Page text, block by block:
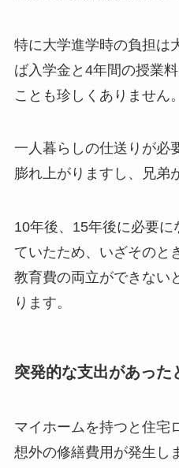
特に大学進学時の負担は
ば入学金と4年間の授業
ことも珍しくありません。
一人暮らしの仕送りが必
膨れ上がりますし、兄弟
10年後、15年後に必要
ていたため、いざそのと
教育費の両立ができない
ります。
突発的な支出があった
マイホームを持つと住宅
想外の修繕費用が発生し